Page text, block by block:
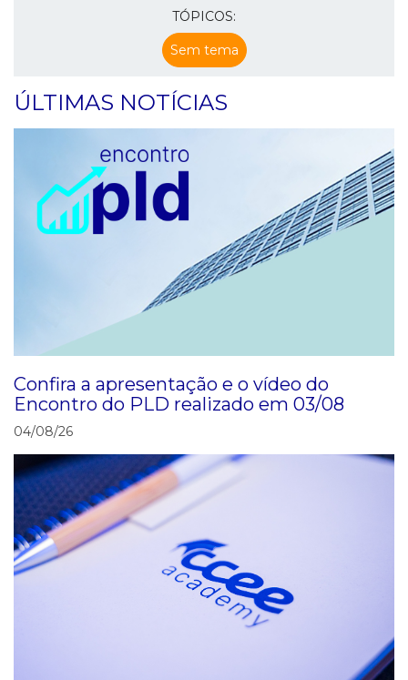
TÓPICOS:
Sem tema
ÚLTIMAS NOTÍCIAS
Confira a apresentação e o vídeo do
Encontro do PLD realizado em 03/08
04/08/26